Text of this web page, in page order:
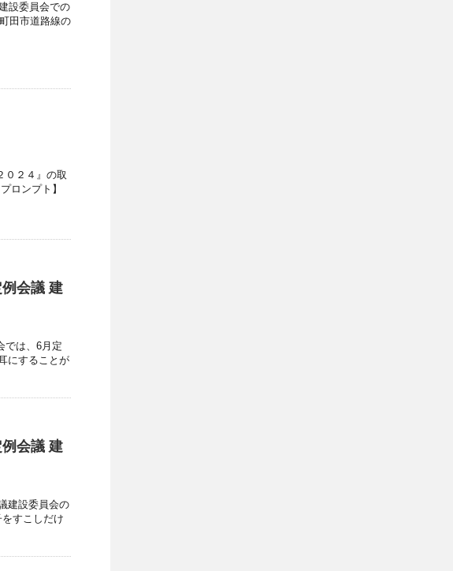
設委員会での
田市道路線の
０２４』の取
ロンプト】
会議 建
では、6月定
にすることが
会議 建
建設委員会の
すこしだけ